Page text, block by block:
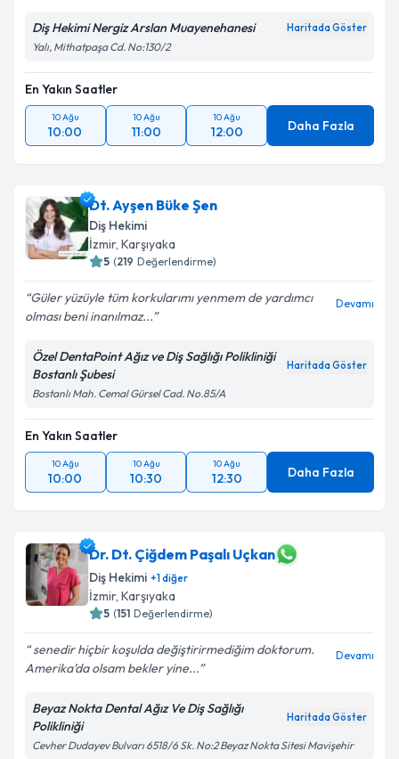
Diş Hekimi Nergiz Arslan Muayenehanesi Haritada Göster
Yalı, Mithatpaşa Cd. No:130/2
En Yakın Saatler
10 Ağu
10:00
10 Ağu
11:00
10 Ağu
12:00 Daha Fazla
Dt. Ayşen Büke Şen
Diş Hekimi
İzmir, Karşıyaka
5 (219 Değerlendirme)
Güler yüzüyle tüm korkularımı yenmem de yardımcı
olması beni inanılmaz...
Devamı
Özel DentaPoint Ağız ve Diş Sağlığı Polikliniği
Bostanlı Şubesi
Haritada Göster
Bostanlı Mah. Cemal Gürsel Cad. No.85/A
En Yakın Saatler
10 Ağu
10:00
10 Ağu
10:30
10 Ağu
12:30 Daha Fazla
Dr. Dt. Çiğdem Paşalı Uçkan
Diş Hekimi +1diğer
İzmir, Karşıyaka
5 (151 Değerlendirme)
senedir hiçbir koşulda değiştirirmediğim doktorum.
Amerika’da olsam bekler yine...
Devamı
Beyaz Nokta Dental Ağız Ve Diş Sağlığı
Polikliniği
Haritada Göster
Cevher Dudayev Bulvarı 6518/6 Sk. No:2 Beyaz Nokta Sitesi Mavişehir